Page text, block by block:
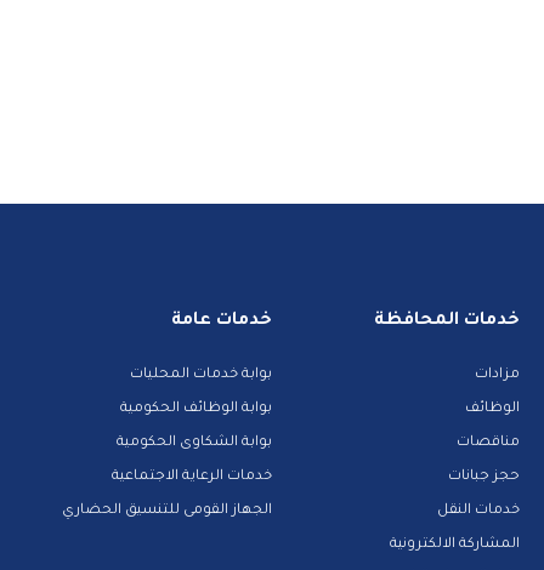
خدمات المحافظة
مزادات
الوظائف
مناقصات
حجز جبانات
خدمات النقل
المشاركة الالكترونية
خدمات عامة
بوابة خدمات المحليات
بوابة الوظائف الحكومية
بوابة الشكاوى الحكومية
خدمات الرعاية الاجتماعية
الجهاز القومى للتنسيق الحضاري